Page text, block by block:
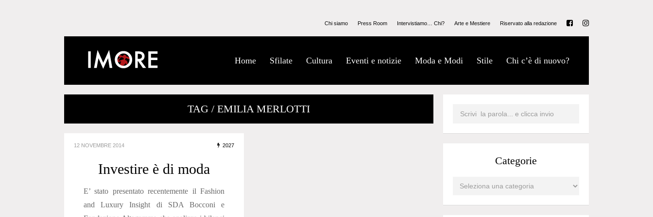
Chi siamo Press Room Intervistiamo… Chi? Arte e Mestiere Riservato alla redazione
Home Sfilate Cultura Eventi e notizie Moda e Modi Stile Chi c’è di nuovo?
TAG / EMILIA MERLOTTI
12 NOVEMBRE 2014 2027
Investire è di moda
E’ stato presentato recentemente il Fashion
and Luxury Insight di SDA Bocconi e
Categorie